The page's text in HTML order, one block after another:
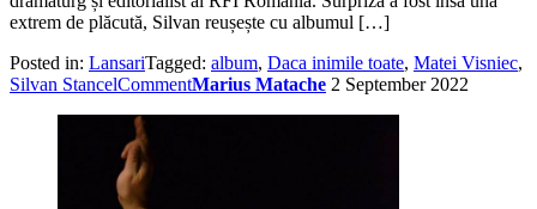
extrem de plăcută, Silvan reușește cu albumul […]
Posted in: LansariTagged: album, Daca inimile toate, Matei Visniec,
Silvan StancelCommentMarius Matache 2 September 2022